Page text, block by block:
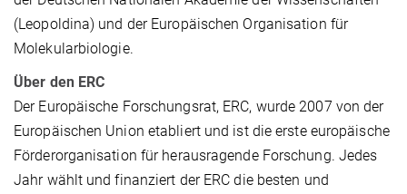
(Leopoldina) und der Europäischen Organisation für
Molekularbiologie.
Über den ERC
Der Europäische Forschungsrat, ERC, wurde 2007 von der
Europäischen Union etabliert und ist die erste europäische
Förderorganisation für herausragende Forschung. Jedes
Jahr wählt und finanziert der ERC die besten und